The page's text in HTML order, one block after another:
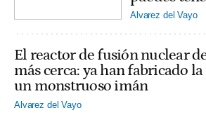
Alvarez del Vayo
El reactor de fusión nuclear
más cerca: ya han fabricado
un monstruoso imán
Alvarez del Vayo